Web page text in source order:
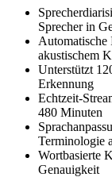
Sprecher in
Automatische
akustischem
Unterstützt
Erkennung
Echtzeit-
480 Minuten
Terminologie
Wortbasierte
Genauigkeit